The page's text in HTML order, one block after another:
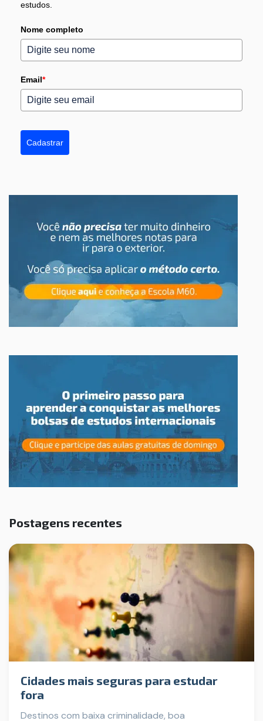
estudos.
Nome completo
Email*
Cadastrar
Postagens recentes
Cidades mais seguras para estudar
fora
Destinos com baixa criminalidade, boa